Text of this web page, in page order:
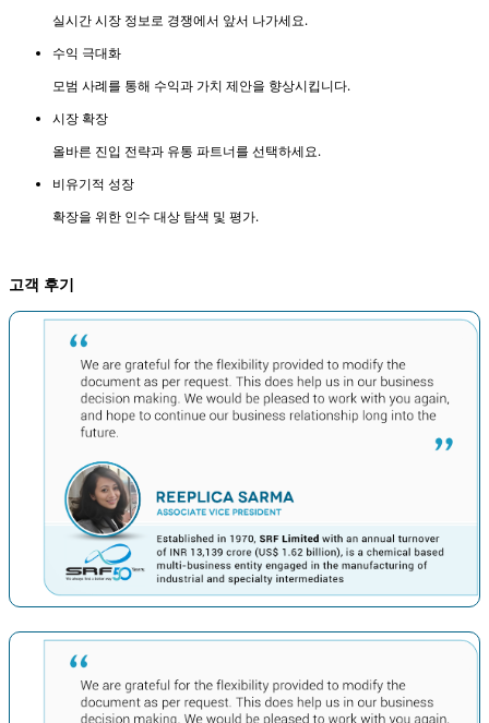
실시간 시장 정보로 경쟁에서 앞서 나가세요.
수익 극대화
모범 사례를 통해 수익과 가치 제안을 향상시킵니다.
시장 확장
올바른 진입 전략과 유통 파트너를 선택하세요.
비유기적 성장
확장을 위한 인수 대상 탐색 및 평가.
고객 후기